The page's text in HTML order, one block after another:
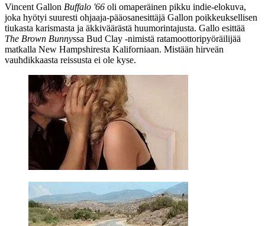
Vincent Gallon Buffalo '66 oli omaperäinen pikku indie-elokuva,
joka hyötyi suuresti ohjaaja-pääosanesittäjä Gallon poikkeuksellisen
tiukasta karismasta ja äkkiväärästä huumorintajusta. Gallo esittää
The Brown Bunnyssa Bud Clay ‑nimistä ratamoottoripyöräilijää
matkalla New Hampshiresta Kaliforniaan. Mistään hirveän
vauhdikkaasta reissusta ei ole kyse.